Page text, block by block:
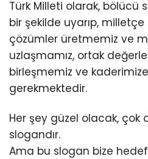
Türk Milleti olarak, bölücü
bir şekilde uyarıp, milletçe
çözümler üretmemiz ve
uzlaşmamız, ortak
birleşmemiz ve
gerekmektedir.
Her şey güzel olacak, çok
slogandır.
Ama bu slogan bize